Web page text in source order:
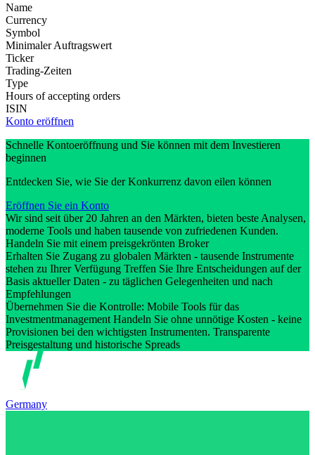
Name
Currency
Symbol
Minimaler Auftragswert
Ticker
Trading-Zeiten
Type
Hours of accepting orders
ISIN
Konto eröffnen
Schnelle Kontoeröffnung und Sie können mit dem Investieren
beginnen
Entdecken Sie, wie Sie der Konkurrenz davon eilen können
Eröffnen Sie ein Konto
Wir sind seit über 20 Jahren an den Märkten, bieten beste Analysen,
moderne Tools und haben tausende von zufriedenen Kunden.
Handeln Sie mit einem preisgekrönten Broker
Erhalten Sie Zugang zu globalen Märkten - tausende Instrumente
stehen zu Ihrer Verfügung Treffen Sie Ihre Entscheidungen auf der
Basis aktueller Daten - zu täglichen Gelegenheiten und nach
Empfehlungen
Übernehmen Sie die Kontrolle: Mobile Tools für das
Investmentmanagement Handeln Sie ohne unnötige Kosten - keine
Provisionen bei den wichtigsten Instrumenten. Transparente
Preisgestaltung und historische Spreads
Germany